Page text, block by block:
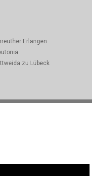
Erlangen
zu Lübeck